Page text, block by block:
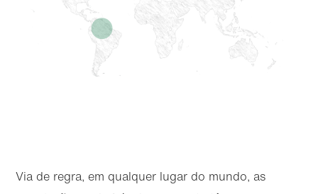
Via de regra, em qualquer lugar do mundo, as